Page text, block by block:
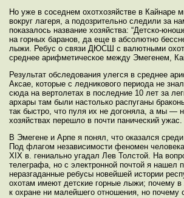
Но уже в соседнем охотхозяйстве в Кайнаре
вокруг лагеря, а подозрительно следили за
показалось название хозяйства: “Детско-
на горных баранов, да еще в абсолютно
лыжи. Ребус о связи ДЮСШ с валютными
среднее арифметическое между Эмегенем,
Результат обследования улегся в среднее
Аксае, которые с ледникового периода не
сюда на вертолетах в последние 10 лет за
архары там были настолько распуганы
так быстро, что пуля их не догоняла, а мы —
хозяйствах перешло в почти панический ужас.
В Эмегене и Арпе я понял, что оказался
Под флагом независимости феномен
XIX в. гениально угадал Лев Толстой. На
телеграфа, но с электронной почтой я
неразгаданные ребусы новейшей истории
охотам имеют детские горные лыжи; почему в
к охране ни малейшего отношения, но почему